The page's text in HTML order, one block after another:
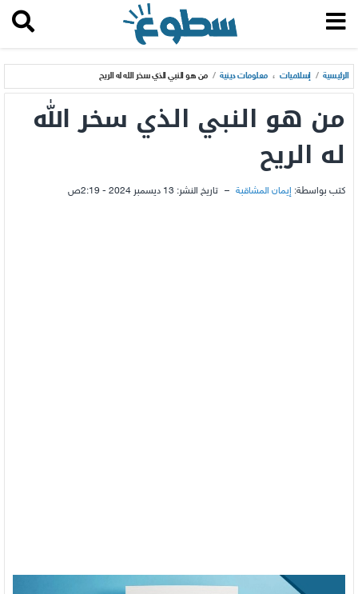
الرئيسية / إسلاميات ، معلومات دينية / من هو النبي الذي سخر الله له الريح
من هو النبي الذي سخر الله
له الريح
كتب بواسطة: إيمان المشاقبة – تاريخ النشر: 13 ديسمبر 2024 - 2:19ص